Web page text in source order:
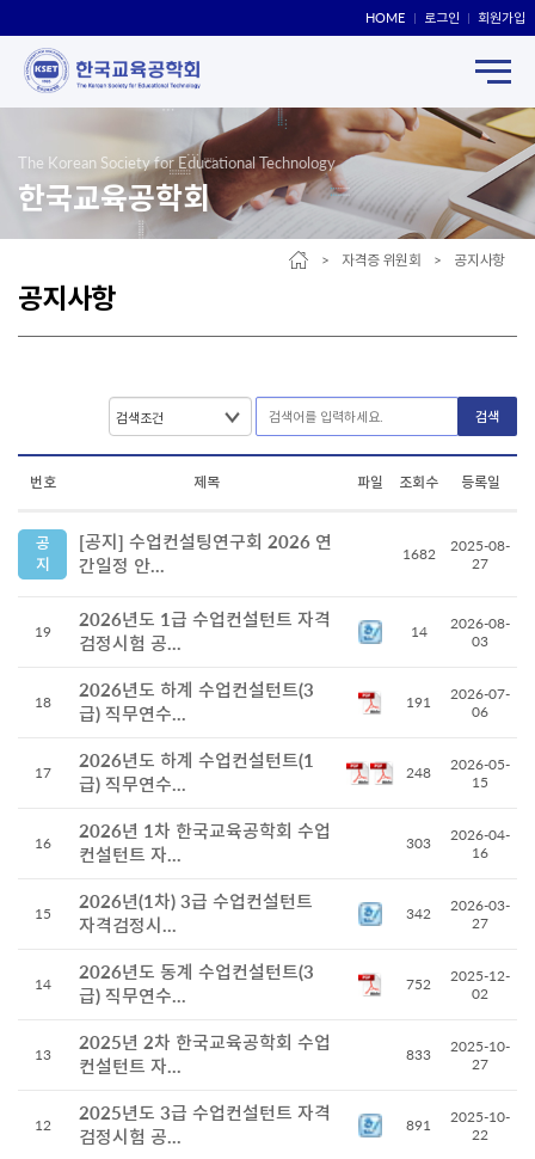
HOME 로그인 회원가입
The Korean Society for Educational Technology
한국교육공학회
공지사항
> 자격증 위원회 > 공지사항
검색
번호 제목 파일 조회수 등록일
공
지
[공지] 수업컨설팅연구회 2026 연
간일정 안...
1682
2025-08-
27
19
2026년도 1급 수업컨설턴트 자격
검정시험 공...
14
2026-08-
03
18
2026년도 하계 수업컨설턴트(3
급) 직무연수...
191
2026-07-
06
17
2026년도 하계 수업컨설턴트(1
급) 직무연수...
248
2026-05-
15
16
2026년 1차 한국교육공학회 수업
컨설턴트 자...
303
2026-04-
16
15
2026년(1차) 3급 수업컨설턴트
자격검정시...
342
2026-03-
27
14
2026년도 동계 수업컨설턴트(3
급) 직무연수...
752
2025-12-
02
13
2025년 2차 한국교육공학회 수업
컨설턴트 자...
833
2025-10-
27
12
2025년도 3급 수업컨설턴트 자격
검정시험 공...
891
2025-10-
22